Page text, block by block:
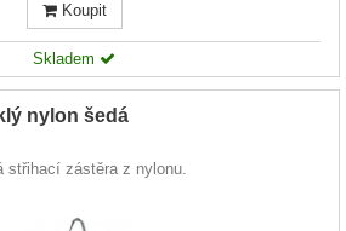
Koupit
Skladem
nylon šedá
střihací zástěra z nylonu.